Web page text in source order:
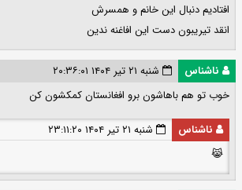
افتادیم دنبال این خانم و همسرش
انقد تیریبون دست این افاغنه ندین
ناشناس
شنبه ۲۱ تیر ۱۴۰۴ ۲۰:۳۶:۰۱
خوب تو هم باهاشون برو افغانستان کمکشون کن
ناشناس
شنبه ۲۱ تیر ۱۴۰۴ ۲۳:۱۱:۲۰
😹